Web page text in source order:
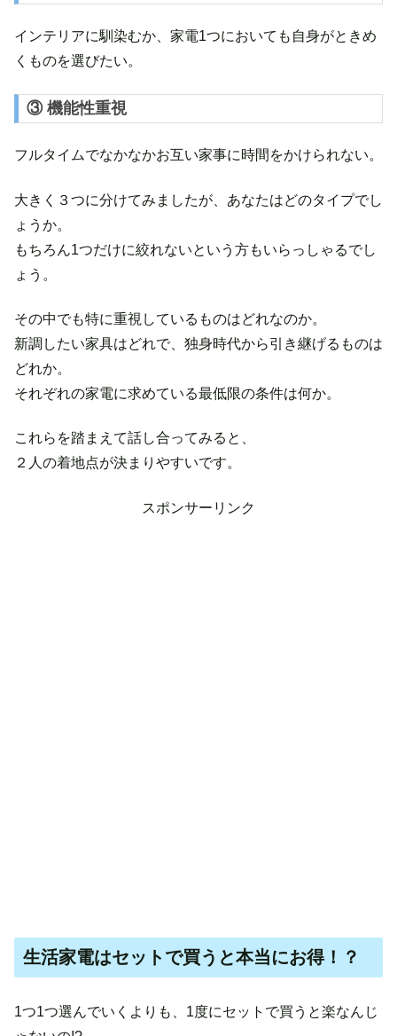
インテリアに馴染むか、家電1つにおいても自身がときめ
くものを選びたい。
③ 機能性重視
フルタイムでなかなかお互い家事に時間をかけられない。
大きく３つに分けてみましたが、あなたはどのタイプでし
ょうか。
もちろん1つだけに絞れないという方もいらっしゃるでし
ょう。
その中でも特に重視しているものはどれなのか。
新調したい家具はどれで、独身時代から引き継げるものは
どれか。
それぞれの家電に求めている最低限の条件は何か。
これらを踏まえて話し合ってみると、
２人の着地点が決まりやすいです。
スポンサーリンク
生活家電はセットで買うと本当にお得！？
1つ1つ選んでいくよりも、1度にセットで買うと楽なんじ